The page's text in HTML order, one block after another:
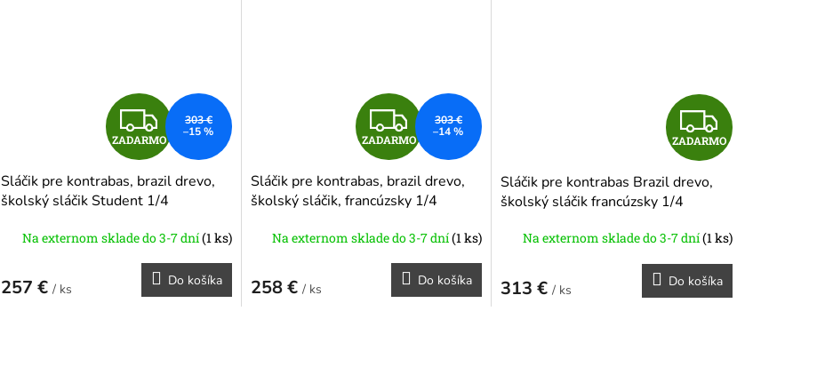
Z
A
D
A
R
M
ZADARMO
303 €
–15 %
Sláčik pre kontrabas, brazil drevo,
školský sláčik Student 1/4
Na externom sklade do 3-7 dní(1 ks)
257 € / ks
Do košíka
Z
A
D
A
R
M
ZADARMO
303 €
–14 %
Sláčik pre kontrabas, brazil drevo,
školský sláčik, francúzsky 1/4
Na externom sklade do 3-7 dní(1 ks)
258 € / ks
Do košíka
Z
A
A
R
M
ZADARMO
Sláčik pre kontrabas Brazil drevo,
školský sláčik francúzsky 1/4
Na externom sklade do 3-7 dní(1 ks)
313 € / ks
Do košíka